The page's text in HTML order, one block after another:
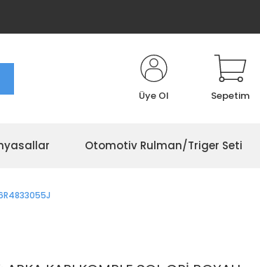
Üye Ol Sepetim
Otomotiv Rulman/Triger Seti
6R4833055J